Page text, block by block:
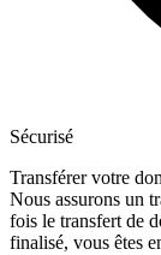
Sécurisé
Transférer votre
Nous assurons un
fois le transfert de
finalisé, vous êtes